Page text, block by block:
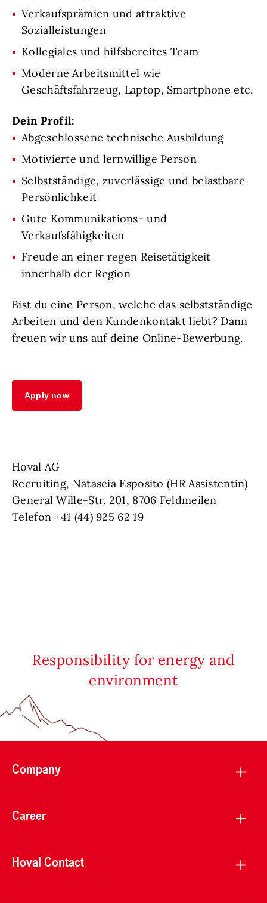
Verkaufsprämien und attraktive
Sozialleistungen
Kollegiales und hilfsbereites Team
Moderne Arbeitsmittel wie
Geschäftsfahrzeug, Laptop, Smartphone etc.
Dein Profil:
Abgeschlossene technische Ausbildung
Motivierte und lernwillige Person
Selbstständige, zuverlässige und belastbare
Persönlichkeit
Gute Kommunikations- und
Verkaufsfähigkeiten
Freude an einer regen Reisetätigkeit
innerhalb der Region
Bist du eine Person, welche das selbstständige
Arbeiten und den Kundenkontakt liebt? Dann
freuen wir uns auf deine Online-Bewerbung.
Apply now
Hoval AG
Recruiting, Natascia Esposito (HR Assistentin)
General Wille-Str. 201, 8706 Feldmeilen
Telefon +41 (44) 925 62 19
Responsibility for energy and
environment
Company
Career
Hoval Contact